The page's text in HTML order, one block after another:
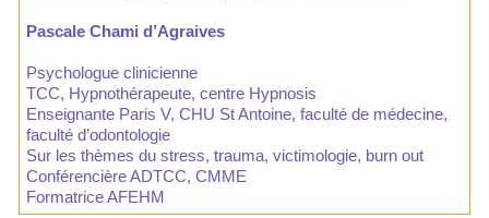
Pascale Chami d’Agraives
Psychologue clinicienne
TCC, Hypnothérapeute, centre Hypnosis
Enseignante Paris V, CHU St Antoine, faculté de médecine,
faculté d’odontologie
Sur les thèmes du stress, trauma, victimologie, burn out
Conférencière ADTCC, CMME
Formatrice AFEHM